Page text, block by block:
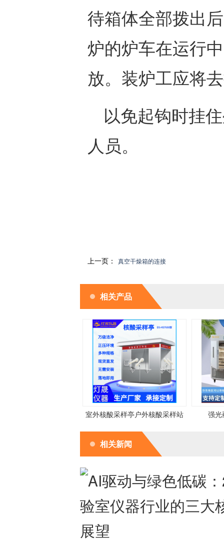
待箱体全部拨出
炉的炉车在运行
放。装炉工应将
以免起钩时挂
人员。
上一页： 真空干燥箱的连接
相关产品
室外核酸采样亭户外核酸采样站 强光
相关新闻